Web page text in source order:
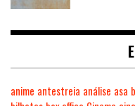
anime antestreia análise asa